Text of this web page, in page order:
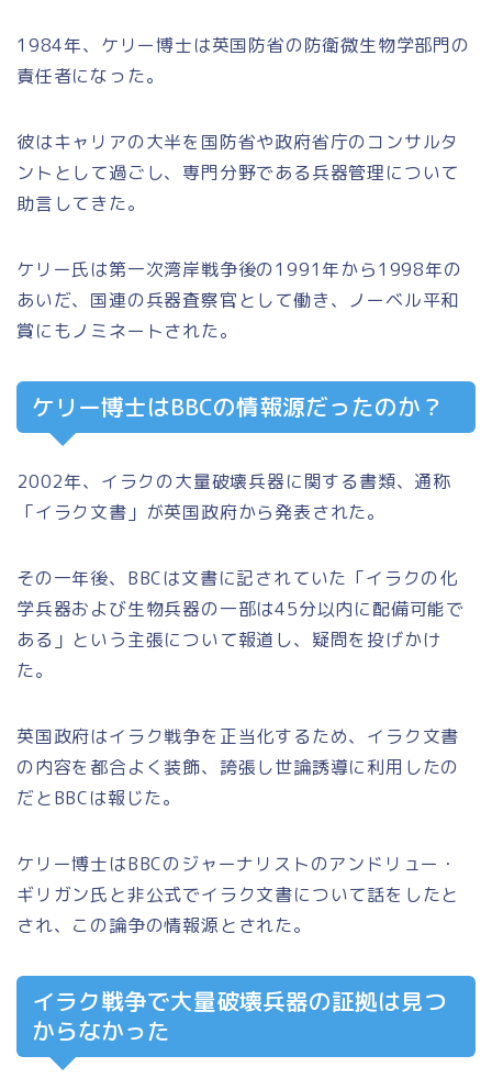
1984年、ケリー博士は英国防省の防衛微生物学部門の
責任者になった。
彼はキャリアの大半を国防省や政府省庁のコンサルタ
ントとして過ごし、専門分野である兵器管理について
助言してきた。
ケリー氏は第一次湾岸戦争後の1991年から1998年の
あいだ、国連の兵器査察官として働き、ノーベル平和
賞にもノミネートされた。
ケリー博士はBBCの情報源だったのか？
2002年、イラクの大量破壊兵器に関する書類、通称
「イラク文書」が英国政府から発表された。
その一年後、BBCは文書に記されていた「イラクの化
学兵器および生物兵器の一部は45分以内に配備可能で
ある」という主張について報道し、疑問を投げかけ
た。
英国政府はイラク戦争を正当化するため、イラク文書
の内容を都合よく装飾、誇張し世論誘導に利用したの
だとBBCは報じた。
ケリー博士はBBCのジャーナリストのアンドリュー・
ギリガン氏と非公式でイラク文書について話をしたと
され、この論争の情報源とされた。
イラク戦争で大量破壊兵器の証拠は見つ
からなかった